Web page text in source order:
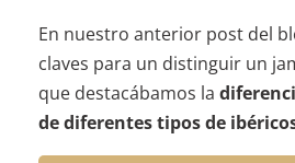
En nuestro anterior post del
claves para un distinguir un
que destacábamos la
de diferentes tipos de